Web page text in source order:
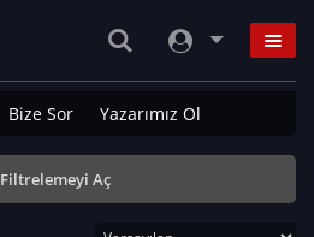
Bize Sor Yazarımız Ol
Filtrelemeyi Aç